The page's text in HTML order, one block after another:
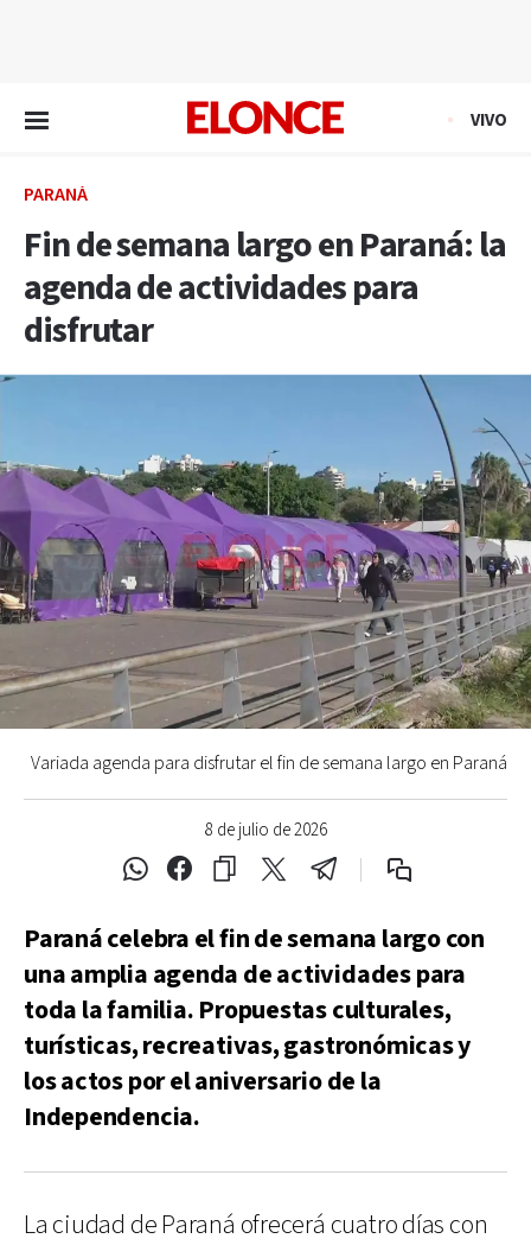
VIVO
PARANÁ
Fin de semana largo en Paraná: la
agenda de actividades para
disfrutar
8 de julio de 2026
Variada agenda para disfrutar el fin de semana largo en Paraná
Paraná celebra el fin de semana largo con
una amplia agenda de actividades para
toda la familia. Propuestas culturales,
turísticas, recreativas, gastronómicas y
los actos por el aniversario de la
Independencia.
La ciudad de Paraná ofrecerá cuatro días con